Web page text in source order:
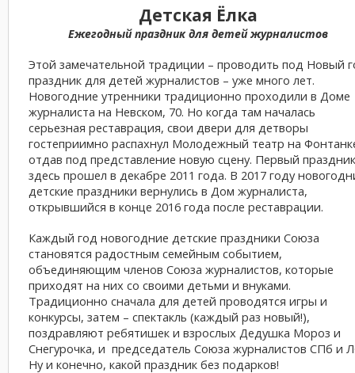
Детская Ёлка
Ежегодный праздник для детей журналистов
Этой замечательной традиции – проводить под Новый
праздник для детей журналистов – уже много лет.
Новогодние утренники традиционно проходили в Доме
журналиста на Невском, 70. Но когда там началась
серьезная реставрация, свои двери для детворы
гостеприимно распахнул Молодежный театр на
отдав под представление новую сцену. Первый праздник
здесь прошел в декабре 2011 года. В 2017 году
детские праздники вернулись в Дом журналиста,
открывшийся в конце 2016 года после реставрации.
Каждый год новогодние детские праздники Союза
становятся радостным семейным событием,
объединяющим членов Союза журналистов, которые
приходят на них со своими детьми и внуками.
Традиционно сначала для детей проводятся игры и
конкурсы, затем – спектакль (каждый раз новый!),
поздравляют ребятишек и взрослых Дедушка Мороз и
Снегурочка, и председатель Союза журналистов СПб и
Ну и конечно, какой праздник без подарков!